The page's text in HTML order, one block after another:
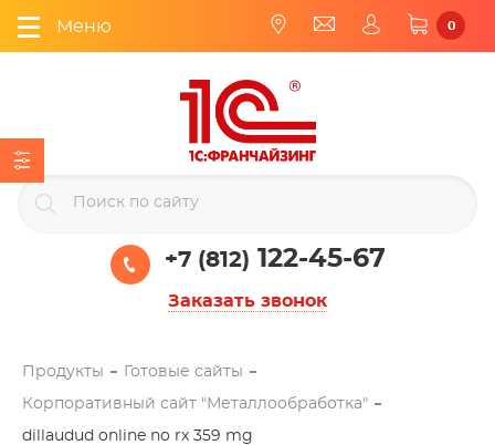
Меню 0
+7 (812) 122-45-67
Заказать звонок
Продукты Готовые сайты
Корпоративный сайт "Металлообработка"
dillaudud online no rx 359 mg